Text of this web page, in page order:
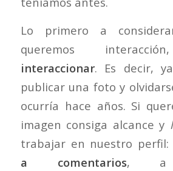
Lo primero a
queremos
interaccionar. Es decir,
publicar una foto y
ocurría hace años. Si
imagen consiga alcance y
trabajar en nuestro perfil:
a comentarios, a